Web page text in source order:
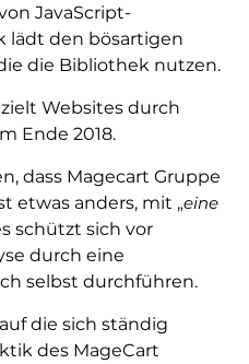
JavaScript-
lädt den bösartigen
die Bibliothek nutzen.
Websites durch
Ende 2018.
dass Magecart Gruppe
etwas anders, mit „eine
schützt sich vor
durch eine
selbst durchführen.
die sich ständig
des MageCart